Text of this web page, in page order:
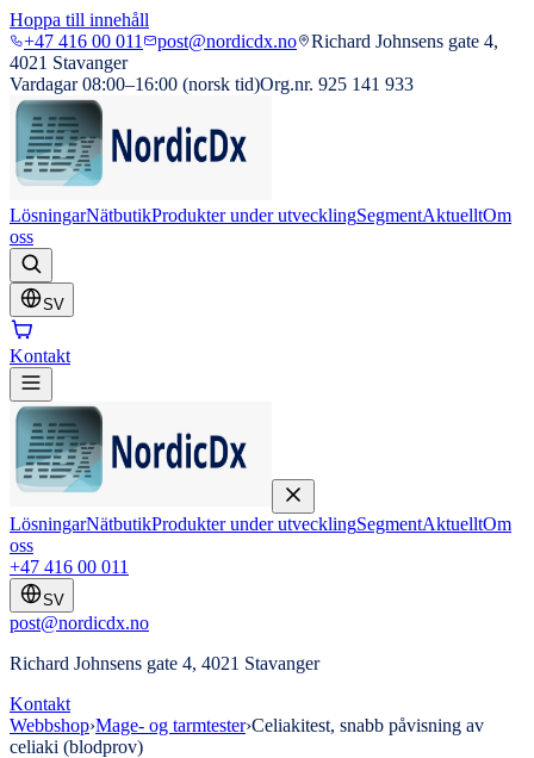
Hoppa till innehåll
+47 416 00 011
post@nordicdx.no
Richard Johnsens gate 4,
4021 Stavanger
Vardagar 08:00–16:00 (norsk tid)Org.nr. 925 141 933
LösningarNätbutikProdukter under utvecklingSegmentAktuelltOm
oss
SV
Kontakt
LösningarNätbutikProdukter under utvecklingSegmentAktuelltOm
oss
+47 416 00 011
SV
post@nordicdx.no
Richard Johnsens gate 4, 4021 Stavanger
Kontakt
Webbshop›Mage- og tarmtester›Celiakitest, snabb påvisning av
celiaki (blodprov)